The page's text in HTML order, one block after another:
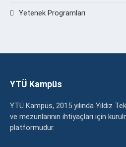
Yetenek Programları
YTÜ Kampüs
YTÜ Kampüs, 2015 yılında Yıldız
ve mezunlarının ihtiyaçları için
platformudur.